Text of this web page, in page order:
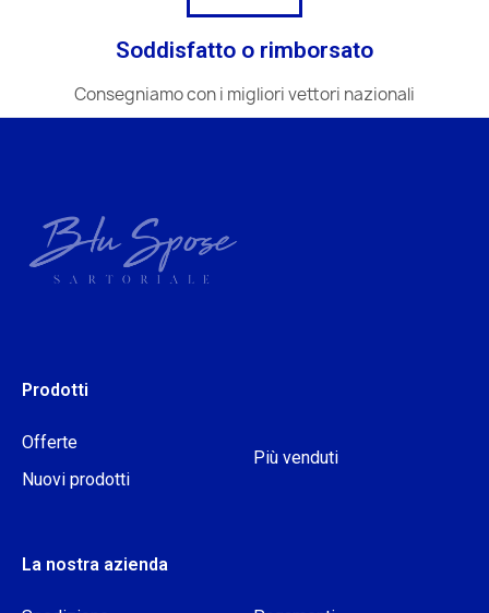
Soddisfatto o rimborsato
Consegniamo con i migliori vettori nazionali
Prodotti
Offerte
Nuovi prodotti
Più venduti
La nostra azienda